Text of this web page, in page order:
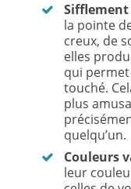
la pointe
creux, de
elles
qui
touché.
plus
quelqu’un.
Couleurs
leur